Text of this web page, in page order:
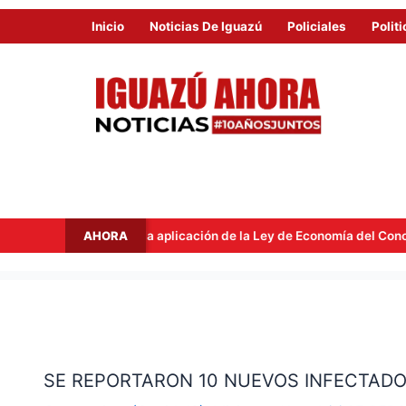
Inicio Noticias De Iguazú Policiales
AHORA
tras la aplicación de la Ley de Economía del Conocimiento
SE REPORTARON 10 NUEVOS
10